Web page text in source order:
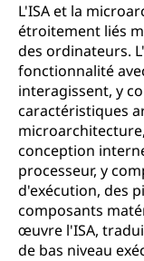
L'ISA et la
étroitement liés
des ordinateurs.
fonctionnalité
interagissent, y
caractéristiques
conception
processeur, y
d'exécution, des
composants
œuvre l'ISA,
de bas niveau